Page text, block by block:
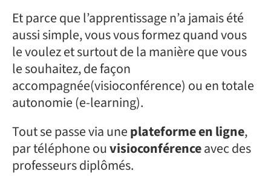
Et parce que l’apprentissage n’a jamais été
aussi simple, vous vous formez quand vous
le voulez et surtout de la manière que vous
le souhaitez, de façon
accompagnée(visioconférence) ou en totale
autonomie (e-learning).
Tout se passe via uneplateforme en ligne,
par téléphone ouvisioconférenceavec des
professeurs diplômés.